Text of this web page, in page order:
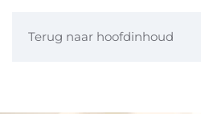
Terug naar hoofdinhoud